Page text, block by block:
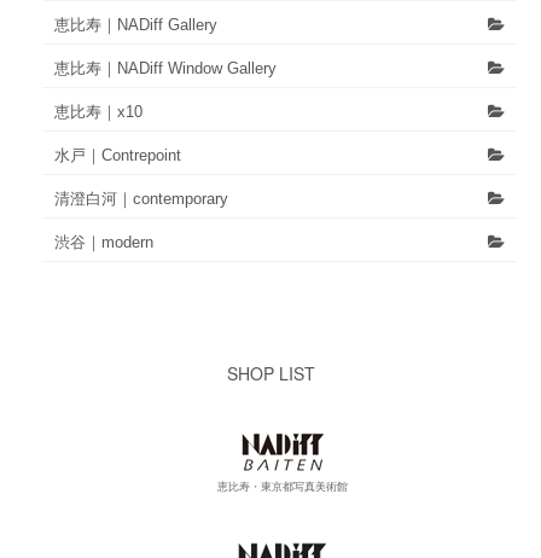
恵比寿｜NADiff Gallery
恵比寿｜NADiff Window Gallery
恵比寿｜x10
水戸｜Contrepoint
清澄白河｜contemporary
渋谷｜modern
SHOP LIST
恵比寿・東京都写真美術館